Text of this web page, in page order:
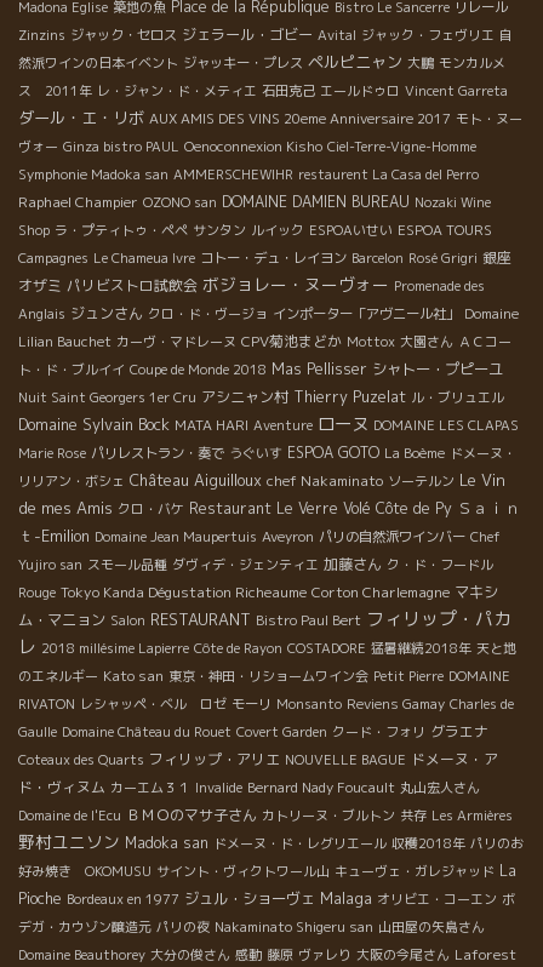
Madona Eglise 築地の魚 Place de la République Bistro Le Sancerre リレール
Zinzins ジャック・セロス ジェラール・ゴビー Avital ジャック・フェヴリエ 自
然派ワインの日本イベント ジャッキー・プレス ペルピニャン 大鵬 モンカルメ
ス 2011年 レ・ジャン・ド・メティエ 石田克己 エールドゥロ Vincent Garreta
ダール・エ・リボ AUX AMIS DES VINS 20eme Anniversaire 2017 モト・ヌー
ヴォー Ginza bistro PAUL Oenoconnexion Kisho Ciel-Terre-Vigne-Homme
Symphonie Madoka san AMMERSCHEWIHR restaurent La Casa del Perro
Raphael Champier OZONO san DOMAINE DAMIEN BUREAU Nozaki Wine
Shop ラ・プティトゥ・ペペ サンタン ルイック ESPOAいせい ESPOA TOURS
Campagnes Le Chameua Ivre コトー・デュ・レイヨン Barcelon Rosé Grigri 銀座
オザミ パリビストロ試飲会 ボジョレー・ヌーヴォー Promenade des
Anglais ジュンさん クロ・ド・ヴージョ インポーター「アヴニール社」
Domaine
Lilian Bauchet カーヴ・マドレーヌ CPV菊池まどか Mottox 大園さん ＡＣコー
ト・ド・ブルイイ Coupe de Monde 2018 Mas Pellisser シャトー・プピーユ
Nuit Saint Georgers 1er Cru アシニャン村 Thierry Puzelat ル・ブリュエル
Domaine Sylvain Bock MATA HARI Aventure ローヌ DOMAINE LES CLAPAS
Marie Rose パリレストラン・奏で うぐいす ESPOA GOTO La Boème ドメーヌ・
リリアン・ボシェ Château Aiguilloux chef Nakaminato ソーテルン Le Vin
de mes Amis クロ・バケ Restaurant Le Verre Volé Côte de Py Ｓａｉｎ
ｔ-Emilion Domaine Jean Maupertuis Aveyron パリの自然派ワインバー Chef
Yujiro san スモール品種 ダヴィデ・ジェンティエ 加藤さん ク・ド・フードル
Rouge Tokyo Kanda Dégustation Richeaume Corton Charlemagne マキシ
ム・マニョン Salon RESTAURANT Bistro Paul Bert フィリップ・パカ
レ 2018 millésime Lapierre Côte de Rayon COSTADORE 猛暑継続2018年 天と地
のエネルギー Kato san 東京・神田・リショームワイン会 Petit Pierre DOMAINE
RIVATON レシャッペ・ベル ロゼ モーリ Monsanto Reviens Gamay Charles de
Gaulle Domaine Château du Rouet Covert Garden クード・フォリ グラエナ
Coteaux des Quarts フィリップ・アリエ NOUVELLE BAGUE ドメーヌ・ア
ド・ヴィヌム カーエム３１ Invalide Bernard Nady Foucault 丸山宏人さん
Domaine de l'Ecu ＢＭＯのマサ子さん カトリーヌ・ブルトン 共存 Les Armières
野村ユニソン Madoka san ドメーヌ・ド・レグリエール 収穫2018年 パリのお
好み焼き OKOMUSU サイント・ヴィクトワール山 キューヴェ・ガレジャッド La
Pioche Bordeaux en 1977 ジュル・ショーヴェ Malaga オリビエ・コーエン ボ
デガ・カウゾン醸造元 パリの夜 Nakaminato Shigeru san 山田屋の矢島さん
Domaine Beauthorey 大分の俊さん 感動 藤原 ヴァレり 大阪の今尾さん Laforest